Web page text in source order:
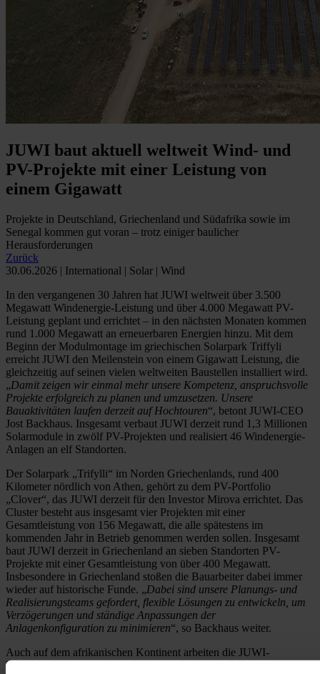
JUWI baut aktuell weltweit Wind- und
PV-Projekte mit einer Leistung von
einem Gigawatt
Projekte in Deutschland, Griechenland und Südafrika sowie im
Senegal kommen gut voran – trotz einiger baulicher
Herausforderungen
Zurück
30.06.2026 | International | Solar | Wind
In den vergangenen 30 Jahren hat JUWI weltweit über 3.500
Megawatt Windenergie-Leistung und über 4.000 Megawatt PV-
Leistung geplant und errichtet – in den nächsten Monaten kommen
rund 1.000 Megawatt an erneuerbaren Energien hinzu. Mit dem
Beginn der Modulmontage im griechischen Solarpark Triffyli
erreicht JUWI den Meilenstein von einem Gigawatt Leistung, die
gleichzeitig auf seinen vielen weltweiten Baustellen installiert wird.
„Damit zeigen wir einmal mehr unsere Kompetenz, anspruchsvolle
Projekte erfolgreich zu planen und umzusetzen. Unsere
Bauaktivitäten laufen derzeit auf Hochtouren“, betont JUWI-CEO
Jost Backhaus. Insgesamt verbaut JUWI derzeit rund 1,3 Millionen
Solarmodule in zwölf PV-Projekten und realisiert 46 Windenergie-
Anlagen an elf Standorten.
Der Solarpark „Trifylli“ im Norden Griechenlands, rund 400
Kilometer nördlich von Athen, gehört zu dem PV-Portfolio
„Clover“, das JUWI derzeit für den Investor Mirova errichtet. Das
Cluster besteht aus insgesamt vier Projekten mit einer
Gesamtleistung von 156 Megawatt, die alle spätestens im
kommenden Jahr in Betrieb genommen werden sollen. Insgesamt
baut JUWI derzeit in Griechenland an sieben Standorten PV-
Projekte mit einer Gesamtleistung von über 400 Megawatt.
Insbesondere in Griechenland stoßen die Bauarbeiter dabei immer
wieder auf historische Funde. „Dabei sind unsere Planungs- und
Realisierungsteams gefordert, flexible Lösungen zu entwickeln, um
Verzögerungen und ständige Anpassungen der
Anlagenkonfiguration zu minimieren“, so Backhaus weiter.
Auch auf dem afrikanischen Kontinent arbeiten die JUWI-
Beschäftigten an der Realisierung erneuerbarer Energieanlagen. Fast